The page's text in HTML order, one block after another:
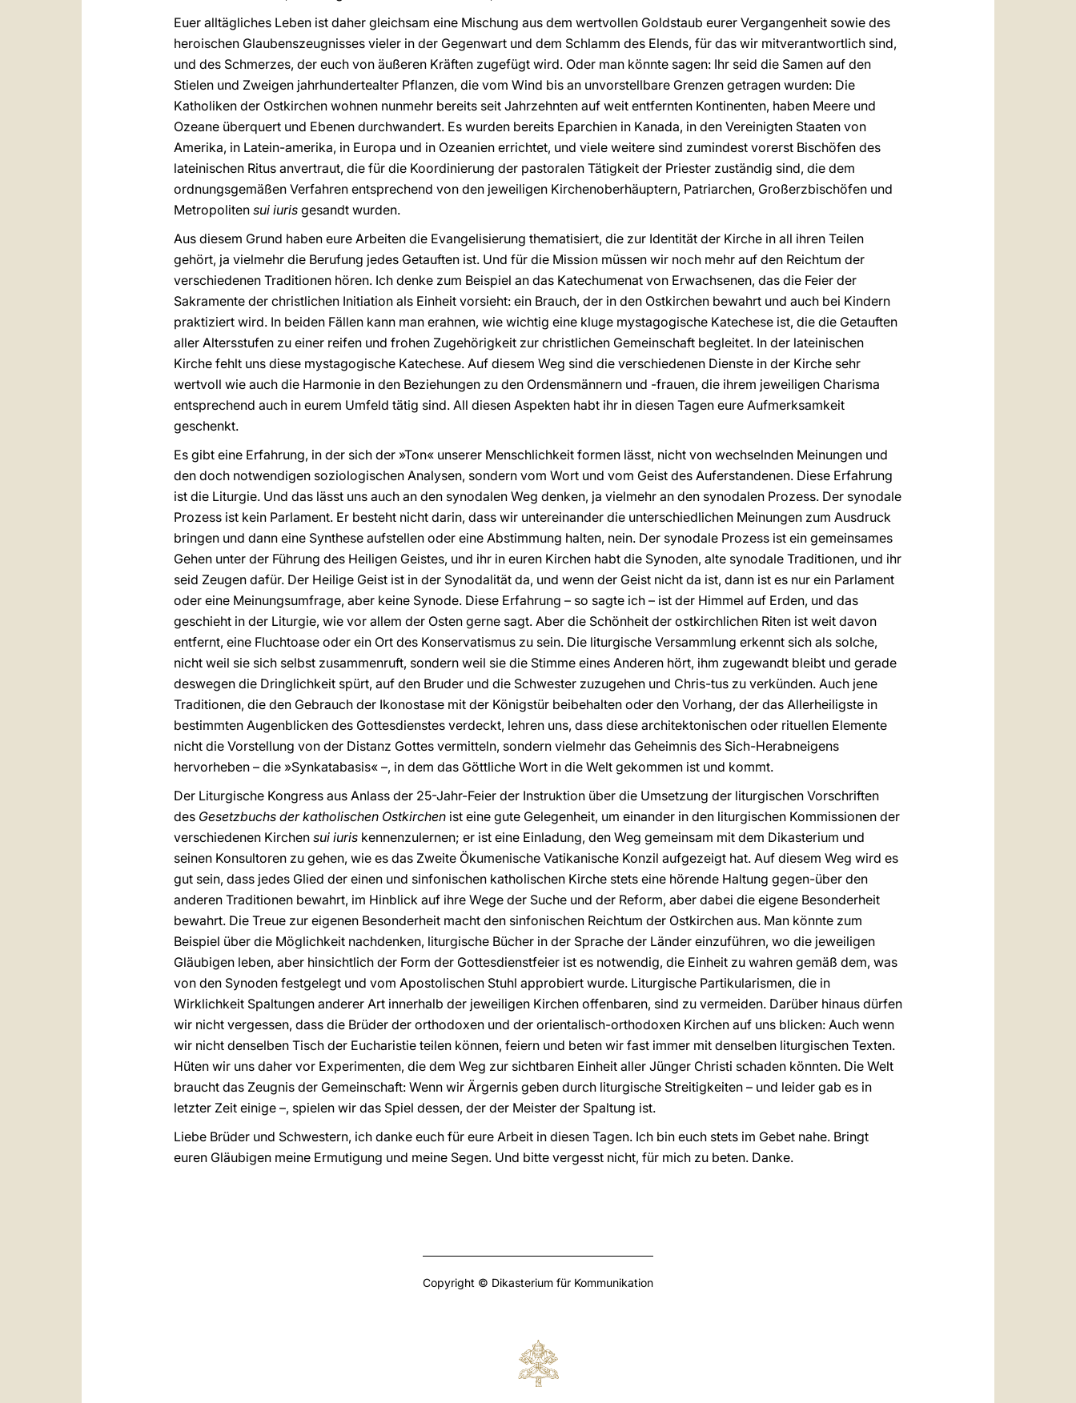
Euer alltägliches Leben ist daher gleichsam eine Mischung aus dem wertvollen Goldstaub eurer Vergangenheit sowie des
heroischen Glaubenszeugnisses vieler in der Gegenwart und dem Schlamm des Elends, für das wir mitverantwortlich sind,
und des Schmerzes, der euch von äußeren Kräften zugefügt wird. Oder man könnte sagen: Ihr seid die Samen auf den
Stielen und Zweigen jahrhundertealter Pflanzen, die vom Wind bis an unvorstellbare Grenzen getragen wurden: Die
Katholiken der Ostkirchen wohnen nunmehr bereits seit Jahrzehnten auf weit entfernten Kontinenten, haben Meere und
Ozeane überquert und Ebenen durchwandert. Es wurden bereits Eparchien in Kanada, in den Vereinigten Staaten von
Amerika, in Latein-amerika, in Europa und in Ozeanien errichtet, und viele weitere sind zumindest vorerst Bischöfen des
lateinischen Ritus anvertraut, die für die Koordinierung der pastoralen Tätigkeit der Priester zuständig sind, die dem
ordnungsgemäßen Verfahren entsprechend von den jeweiligen Kirchenoberhäuptern, Patriarchen, Großerzbischöfen und
Metropoliten sui iuris gesandt wurden.
Aus diesem Grund haben eure Arbeiten die Evangelisierung thematisiert, die zur Identität der Kirche in all ihren Teilen
gehört, ja vielmehr die Berufung jedes Getauften ist. Und für die Mission müssen wir noch mehr auf den Reichtum der
verschiedenen Traditionen hören. Ich denke zum Beispiel an das Katechumenat von Erwachsenen, das die Feier der
Sakramente der christlichen Initiation als Einheit vorsieht: ein Brauch, der in den Ostkirchen bewahrt und auch bei Kindern
praktiziert wird. In beiden Fällen kann man erahnen, wie wichtig eine kluge mystagogische Katechese ist, die die Getauften
aller Altersstufen zu einer reifen und frohen Zugehörigkeit zur christlichen Gemeinschaft begleitet. In der lateinischen
Kirche fehlt uns diese mystagogische Katechese. Auf diesem Weg sind die verschiedenen Dienste in der Kirche sehr
wertvoll wie auch die Harmonie in den Beziehungen zu den Ordensmännern und -frauen, die ihrem jeweiligen Charisma
entsprechend auch in eurem Umfeld tätig sind. All diesen Aspekten habt ihr in diesen Tagen eure Aufmerksamkeit
geschenkt.
Es gibt eine Erfahrung, in der sich der »Ton« unserer Menschlichkeit formen lässt, nicht von wechselnden Meinungen und
den doch notwendigen soziologischen Analysen, sondern vom Wort und vom Geist des Auferstandenen. Diese Erfahrung
ist die Liturgie. Und das lässt uns auch an den synodalen Weg denken, ja vielmehr an den synodalen Prozess. Der synodale
Prozess ist kein Parlament. Er besteht nicht darin, dass wir untereinander die unterschiedlichen Meinungen zum Ausdruck
bringen und dann eine Synthese aufstellen oder eine Abstimmung halten, nein. Der synodale Prozess ist ein gemeinsames
Gehen unter der Führung des Heiligen Geistes, und ihr in euren Kirchen habt die Synoden, alte synodale Traditionen, und ihr
seid Zeugen dafür. Der Heilige Geist ist in der Synodalität da, und wenn der Geist nicht da ist, dann ist es nur ein Parlament
oder eine Meinungsumfrage, aber keine Synode. Diese Erfahrung – so sagte ich – ist der Himmel auf Erden, und das
geschieht in der Liturgie, wie vor allem der Osten gerne sagt. Aber die Schönheit der ostkirchlichen Riten ist weit davon
entfernt, eine Fluchtoase oder ein Ort des Konservatismus zu sein. Die liturgische Versammlung erkennt sich als solche,
nicht weil sie sich selbst zusammenruft, sondern weil sie die Stimme eines Anderen hört, ihm zugewandt bleibt und gerade
deswegen die Dringlichkeit spürt, auf den Bruder und die Schwester zuzugehen und Chris-tus zu verkünden. Auch jene
Traditionen, die den Gebrauch der Ikonostase mit der Königstür beibehalten oder den Vorhang, der das Allerheiligste in
bestimmten Augenblicken des Gottesdienstes verdeckt, lehren uns, dass diese architektonischen oder rituellen Elemente
nicht die Vorstellung von der Distanz Gottes vermitteln, sondern vielmehr das Geheimnis des Sich-Herabneigens
hervorheben – die »Synkatabasis« –, in dem das Göttliche Wort in die Welt gekommen ist und kommt.
Der Liturgische Kongress aus Anlass der 25-Jahr-Feier der Instruktion über die Umsetzung der liturgischen Vorschriften
des Gesetzbuchs der katholischen Ostkirchen ist eine gute Gelegenheit, um einander in den liturgischen Kommissionen der
verschiedenen Kirchen sui iuris kennenzulernen; er ist eine Einladung, den Weg gemeinsam mit dem Dikasterium und
seinen Konsultoren zu gehen, wie es das Zweite Ökumenische Vatikanische Konzil aufgezeigt hat. Auf diesem Weg wird es
gut sein, dass jedes Glied der einen und sinfonischen katholischen Kirche stets eine hörende Haltung gegen-über den
anderen Traditionen bewahrt, im Hinblick auf ihre Wege der Suche und der Reform, aber dabei die eigene Besonderheit
bewahrt. Die Treue zur eigenen Besonderheit macht den sinfonischen Reichtum der Ostkirchen aus. Man könnte zum
Beispiel über die Möglichkeit nachdenken, liturgische Bücher in der Sprache der Länder einzuführen, wo die jeweiligen
Gläubigen leben, aber hinsichtlich der Form der Gottesdienstfeier ist es notwendig, die Einheit zu wahren gemäß dem, was
von den Synoden festgelegt und vom Apostolischen Stuhl approbiert wurde. Liturgische Partikularismen, die in
Wirklichkeit Spaltungen anderer Art innerhalb der jeweiligen Kirchen offenbaren, sind zu vermeiden. Darüber hinaus dürfen
wir nicht vergessen, dass die Brüder der orthodoxen und der orientalisch-orthodoxen Kirchen auf uns blicken: Auch wenn
wir nicht denselben Tisch der Eucharistie teilen können, feiern und beten wir fast immer mit denselben liturgischen Texten.
Hüten wir uns daher vor Experimenten, die dem Weg zur sichtbaren Einheit aller Jünger Christi schaden könnten. Die Welt
braucht das Zeugnis der Gemeinschaft: Wenn wir Ärgernis geben durch liturgische Streitigkeiten – und leider gab es in
letzter Zeit einige –, spielen wir das Spiel dessen, der der Meister der Spaltung ist.
Liebe Brüder und Schwestern, ich danke euch für eure Arbeit in diesen Tagen. Ich bin euch stets im Gebet nahe. Bringt
euren Gläubigen meine Ermutigung und meine Segen. Und bitte vergesst nicht, für mich zu beten. Danke.
Copyright © Dikasterium für Kommunikation